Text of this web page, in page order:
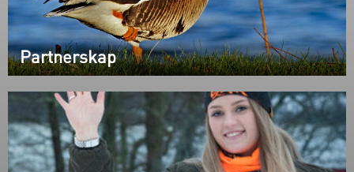
Partnerskap